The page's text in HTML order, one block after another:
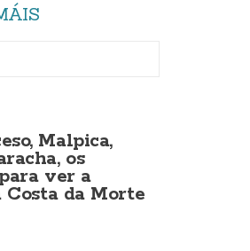
Malpica,
os
ver a
da Morte